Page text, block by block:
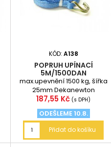
KÓD: A138
POPRUH UPÍNACÍ
5M/1500DAN
max.upevnění 1500 kg, šířka
25mm Dekanewton
(daN) platí převodní vztah 1
daN = 10...
Cena
187,55 Kč (s DPH)
ODEŠLEME 10.8.
Přidat do košíku